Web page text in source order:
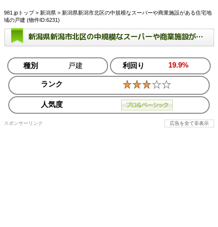
981.jpトップ> 新潟県 > 新潟県新潟市北区の中規模なスーパーや商業施設がある住宅地
域の戸建 (物件ID:6231)
新潟県新潟市北区の中規模なスーパーや商業施設がある住宅地域の戸建
種別 戸建 利回り 19.9%
ランク
人気度
スポンサーリンク 広告を全て非表示